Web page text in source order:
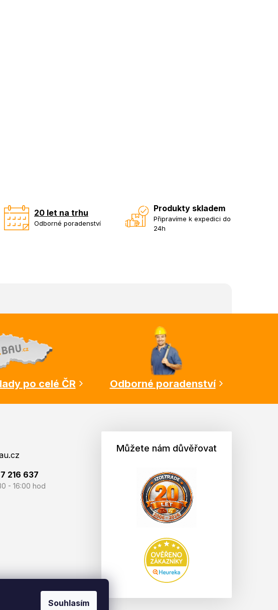
Souhlasím
20 let na trhu
Odborné poradenství
Produkty skladem
Připravíme k expedici do
24h
po celé ČR Odborné poradenství
216 637
- 16:00 hod
Můžete nám důvěřovat